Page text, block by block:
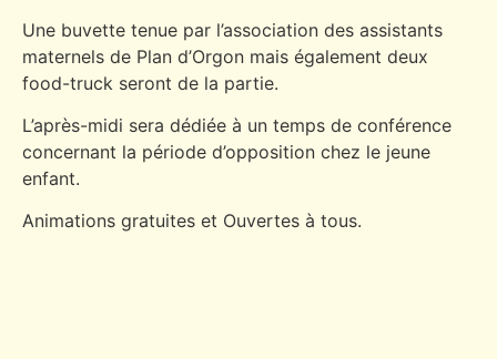
Une buvette tenue par l’association des assistants
maternels de Plan d’Orgon mais également deux
food-truck seront de la partie.
L’après-midi sera dédiée à un temps de conférence
concernant la période d’opposition chez le jeune
enfant.
Animations gratuites et Ouvertes à tous.